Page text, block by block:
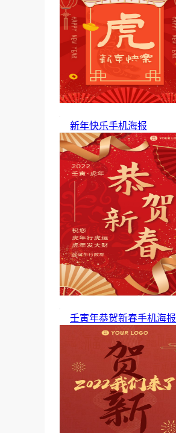
新年快乐手机海报
壬寅年恭贺新春手机海报